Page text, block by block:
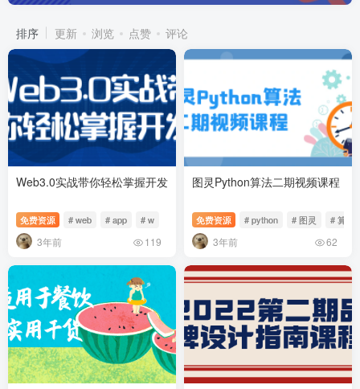
排序 更新 浏览 点赞 评论
Web3.0实战带你轻松掌握开发
免费资源 # web # app # w
3年前 119
图灵Python算法二期视频课程
免费资源 # python # 图灵 # 算法
3年前 62